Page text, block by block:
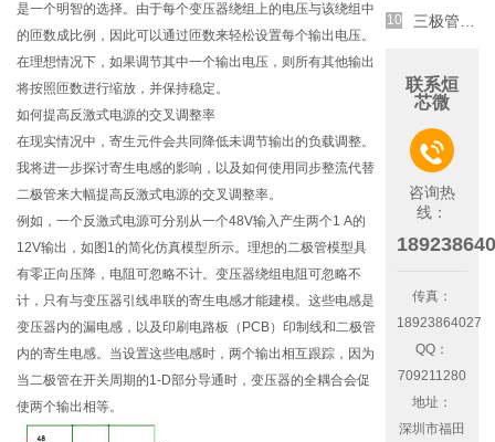
是一个明智的选择。由于每个变压器绕组上的电压与该绕组中
的匝数成比例，因此可以通过匝数来轻松设置每个输出电压。
在理想情况下，如果调节其中一个输出电压，则所有其他输出
将按照匝数进行缩放，并保持稳定。
如何提高反激式电源的交叉调整率
在现实情况中，寄生元件会共同降低未调节输出的负载调整。
我将进一步探讨寄生电感的影响，以及如何使用同步整流代替
二极管来大幅提高反激式电源的交叉调整率。
例如，一个反激式电源可分别从一个48V输入产生两个1 A的
12V输出，如图1的简化仿真模型所示。理想的二极管模型具
有零正向压降，电阻可忽略不计。变压器绕组电阻可忽略不
计，只有与变压器引线串联的寄生电感才能建模。这些电感是
变压器内的漏电感，以及印刷电路板（PCB）印制线和二极管
内的寄生电感。当设置这些电感时，两个输出相互跟踪，因为
当二极管在开关周期的1-D部分导通时，变压器的全耦合会促
使两个输出相等。
三极管和MOS管组合式开关电路分析
联系烜
芯微

咨询热
线：
传真：
18923864027
QQ：
709211280
地址：
深圳市福田